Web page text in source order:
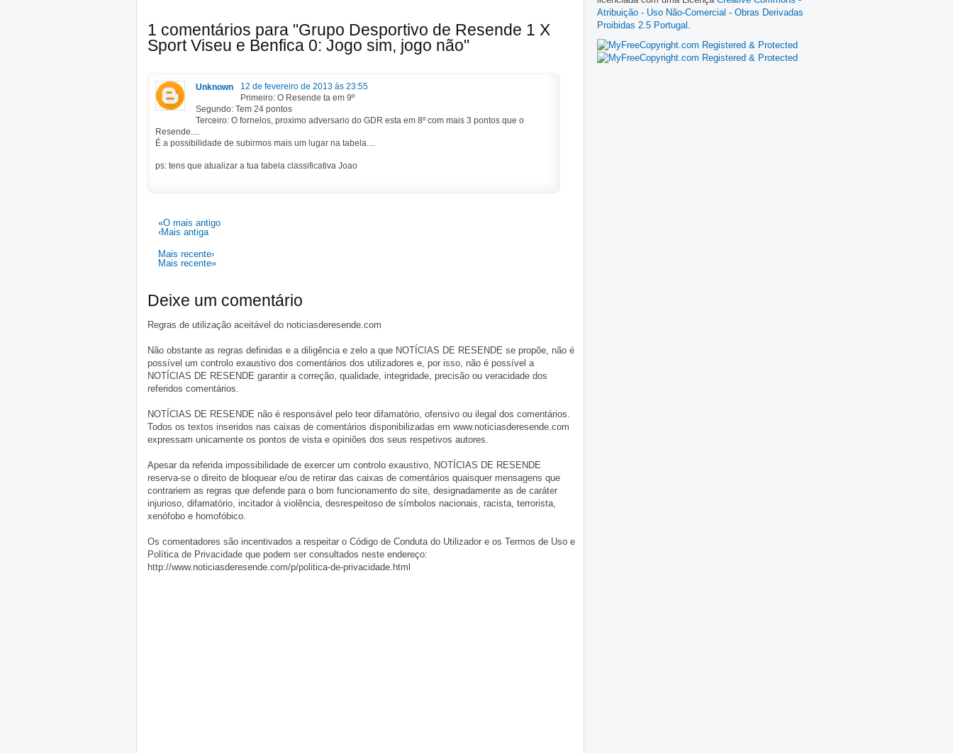
1 comentários para "Grupo Desportivo de Resende 1 X
Sport Viseu e Benfica 0: Jogo sim, jogo não"
Unknown
12 de fevereiro de 2013 às 23:55
Primeiro: O Resende ta em 9º
Segundo: Tem 24 pontos
Terceiro: O fornelos, proximo adversario do GDR esta em 8º com mais 3 pontos que o
Resende....
É a possibilidade de subirmos mais um lugar na tabela....
ps: tens que atualizar a tua tabela classificativa Joao
«O mais antigo
‹Mais antiga
Mais recente›
Mais recente»
Deixe um comentário
Regras de utilização aceitável do noticiasderesende.com
Não obstante as regras definidas e a diligência e zelo a que NOTÍCIAS DE RESENDE se propõe, não é
possível um controlo exaustivo dos comentários dos utilizadores e, por isso, não é possível a
NOTÍCIAS DE RESENDE garantir a correção, qualidade, integridade, precisão ou veracidade dos
referidos comentários.
NOTÍCIAS DE RESENDE não é responsável pelo teor difamatório, ofensivo ou ilegal dos comentários.
Todos os textos inseridos nas caixas de comentários disponibilizadas em www.noticiasderesende.com
expressam unicamente os pontos de vista e opiniões dos seus respetivos autores.
Apesar da referida impossibilidade de exercer um controlo exaustivo, NOTÍCIAS DE RESENDE
reserva-se o direito de bloquear e/ou de retirar das caixas de comentários quaisquer mensagens que
contrariem as regras que defende para o bom funcionamento do site, designadamente as de caráter
injurioso, difamatório, incitador à violência, desrespeitoso de símbolos nacionais, racista, terrorista,
xenófobo e homofóbico.
Os comentadores são incentivados a respeitar o Código de Conduta do Utilizador e os Termos de Uso e
Política de Privacidade que podem ser consultados neste endereço:
http://www.noticiasderesende.com/p/politica-de-privacidade.html
Atribuição - Uso Não-Comercial - Obras Derivadas
Proibidas 2.5 Portugal